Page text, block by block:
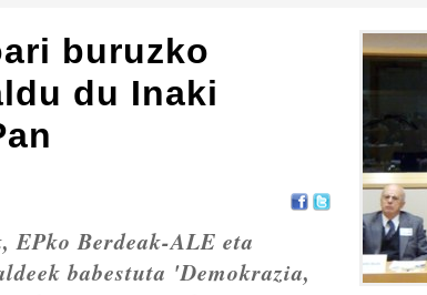
buruzko
du Inaki
Berdeak-ALE eta
babestuta 'Demokrazia,